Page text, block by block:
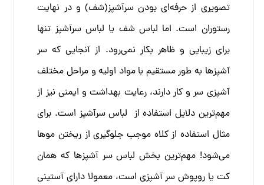
تصویری از حرفه‌ای بودن سرآشپز(شف) و در نهایت
رستوران است. اما لباس شف یا لباس سرآشپز تنها
برای زیبایی و ظاهر بکار نمی‌رود. از آنجایی که سر
آشپزها به طور مستقیم با مواد اولیه و مراحل مختلف
آشپزی سر و کار دارند، رعایت بهداشت و ایمنی نیز از
مهم‌ترین دلایل استفاده از لباس سرآشپز است. برای
مثال استفاده از کلاه موجب جلوگیری از ریختن موها
می‌شود! مهم‌ترین بخش لباس سر آشپزها که همان
کت یا روپوش سر آشپزی است، معمولا دارای آستینی